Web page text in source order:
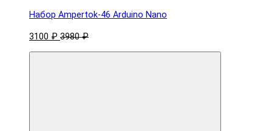
Набор Ampertok-46 Arduino Nano
3100 ₽ 3980 ₽